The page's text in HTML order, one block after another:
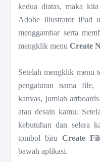
kedua diatas, maka
Adobe Illustrator iPad
menggambar serta
mengklik menu Create
Setelah mengklik menu
pengaturan nama file,
kanvas, jumlah
atau desain kamu.
kebutuhan dan selera
tombol biru Create
bawah aplikasi.